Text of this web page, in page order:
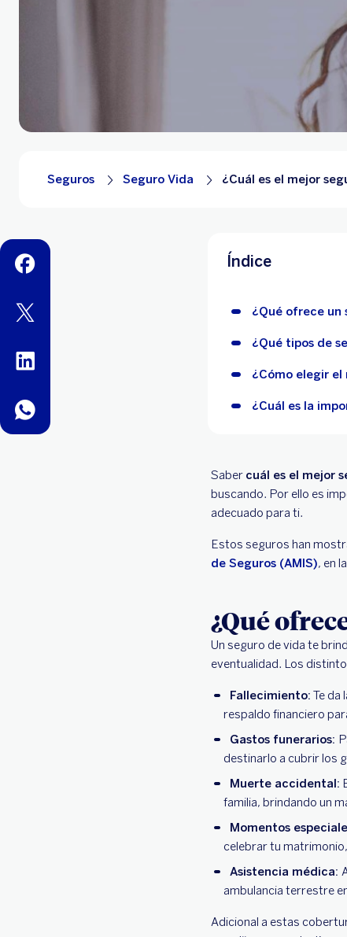
facebook
twitter
linkedin
whatsapp
Seguros Seguro Vida ¿Cuál es el mejor
Índice
¿Qué ofrece un
¿Qué tipos de
¿Cómo elegir el
¿Cuál es la
Saber cuál es el mejor
buscando. Por ello es
adecuado para ti.
Estos seguros han
de Seguros (AMIS), en
¿Qué
Un seguro de vida te
eventualidad. Los
Fallecimiento: Te da
respaldo financiero
Gastos funerarios:
destinarlo a cubrir los
Muerte accidental:
familia, brindando un
Momentos
celebrar tu
Asistencia médica:
ambulancia terrestre
Adicional a estas